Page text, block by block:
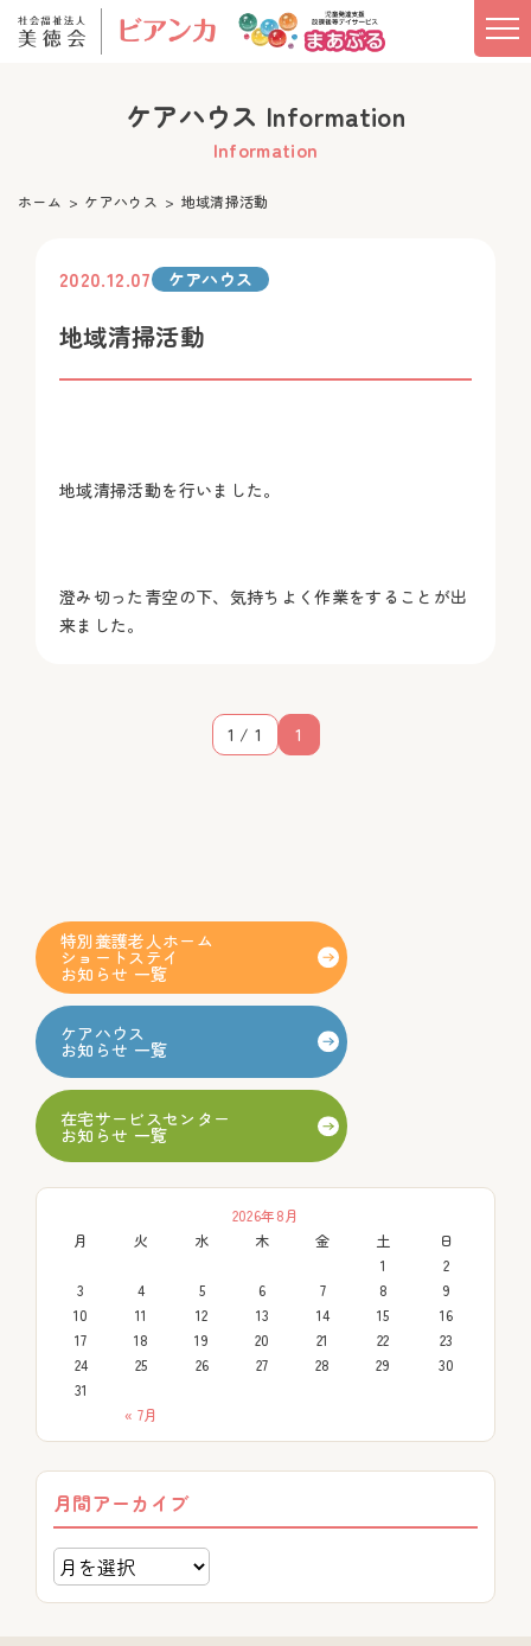
ケアハウス Information
Information
ホーム ケアハウス 地域清掃活動
2020.12.07 ケアハウス
地域清掃活動
地域清掃活動を行いました。
澄み切った青空の下、気持ちよく作業をすることが出
来ました。
1 / 1 1
特別養護老人ホーム
ショートステイ
お知らせ 一覧
ケアハウス
お知らせ 一覧
在宅サービスセンター
お知らせ 一覧
2026年8月
月
火 水 木 金 土 日
« 7月
1
2
3
4 5 6 7 8
9
10
11 12 13 14 15
16
17
18 19 20 21 22
23
24
25 26 27 28 29
30
31
月間アーカイブ